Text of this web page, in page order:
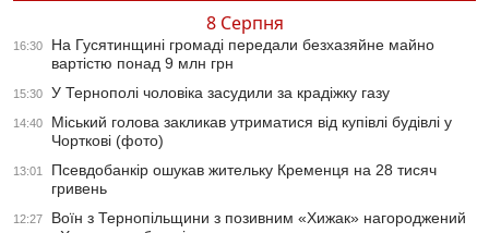
8 Серпня
16:30
На Гусятинщині громаді передали безхазяйне майно
вартістю понад 9 млн грн
15:30 У Тернополі чоловіка засудили за крадіжку газу
14:40
Міський голова закликав утриматися від купівлі будівлі у
Чорткові (фото)
13:01
Псевдобанкір ошукав жительку Кременця на 28 тисяч
гривень
12:27
Воїн з Тернопільщини з позивним «Хижак» нагороджений